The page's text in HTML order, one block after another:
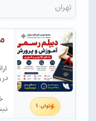
تهران
توان:۱